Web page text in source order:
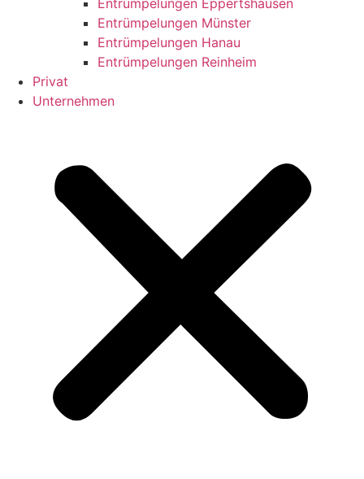
Entrümpelungen Eppertshausen
Entrümpelungen Münster
Entrümpelungen Hanau
Entrümpelungen Reinheim
Privat
Unternehmen